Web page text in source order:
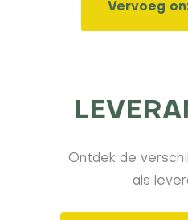
Vervoeg
Ontdek de
als